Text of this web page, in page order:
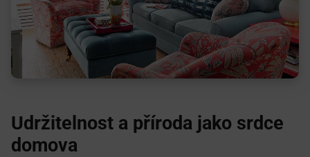
Udržitelnost a příroda jako srdce
domova